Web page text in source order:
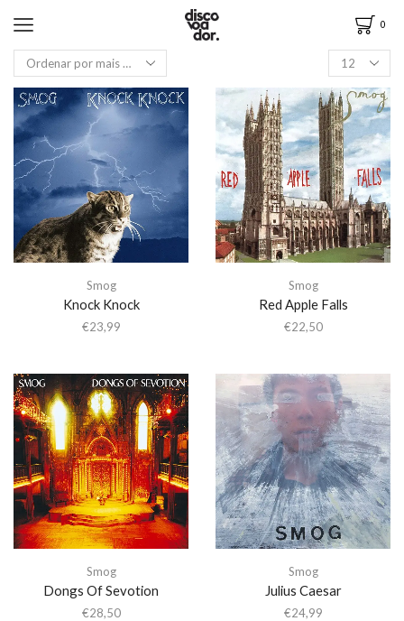
0
Smog
Knock Knock
€23,99
Smog
Red Apple Falls
€22,50
Smog
Dongs Of Sevotion
€28,50
Smog
Julius Caesar
€24,99